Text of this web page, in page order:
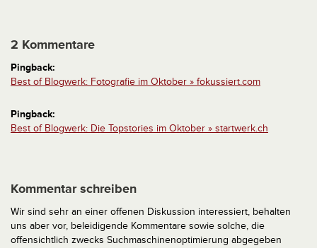
2 Kommentare
Pingback:
Best of Blogwerk: Fotografie im Oktober » fokussiert.com
Pingback:
Best of Blogwerk: Die Topstories im Oktober » startwerk.ch
Kommentar schreiben
Wir sind sehr an einer offenen Diskussion interessiert, behalten
uns aber vor, beleidigende Kommentare sowie solche, die
offensichtlich zwecks Suchmaschinenoptimierung abgegeben